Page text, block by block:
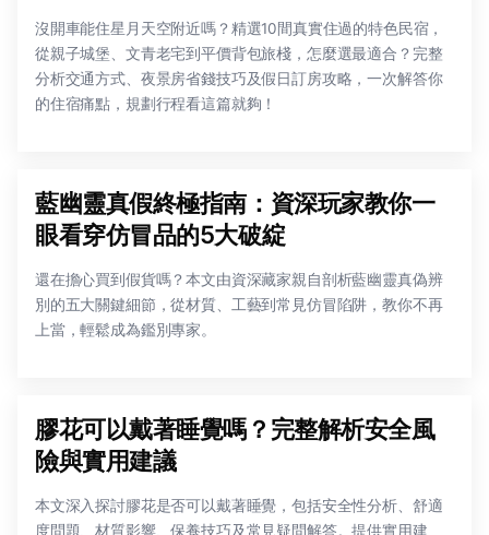
沒開車能住星月天空附近嗎？精選10間真實住過的特色民宿，
從親子城堡、文青老宅到平價背包旅棧，怎麼選最適合？完整
分析交通方式、夜景房省錢技巧及假日訂房攻略，一次解答你
的住宿痛點，規劃行程看這篇就夠！
藍幽靈真假終極指南：資深玩家教你一
眼看穿仿冒品的5大破綻
還在擔心買到假貨嗎？本文由資深藏家親自剖析藍幽靈真偽辨
別的五大關鍵細節，從材質、工藝到常見仿冒陷阱，教你不再
上當，輕鬆成為鑑別專家。
膠花可以戴著睡覺嗎？完整解析安全風
險與實用建議
本文深入探討膠花是否可以戴著睡覺，包括安全性分析、舒適
度問題、材質影響、保養技巧及常見疑問解答。提供實用建